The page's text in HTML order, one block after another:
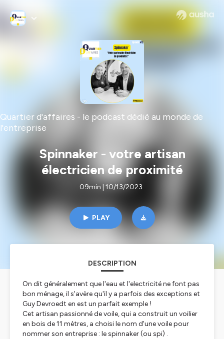
Quartier d'affaires - le podcast dédié au monde de
l'entreprise
Spinnaker - votre artisan
électricien de proximité
09min | 10/13/2023
PLAY
DESCRIPTION
On dit généralement que l'eau et l'electricité ne font pas
bon ménage, il s'avère qu'il y a parfois des exceptions et
Guy Devroedt en est un parfait exemple !
Cet artisan passionné de voile, qui a construit un voilier
en bois de 11 mètres, a choisi le nom d'une voile pour
nommer son entreprise : le spinnaker (ou spi) .